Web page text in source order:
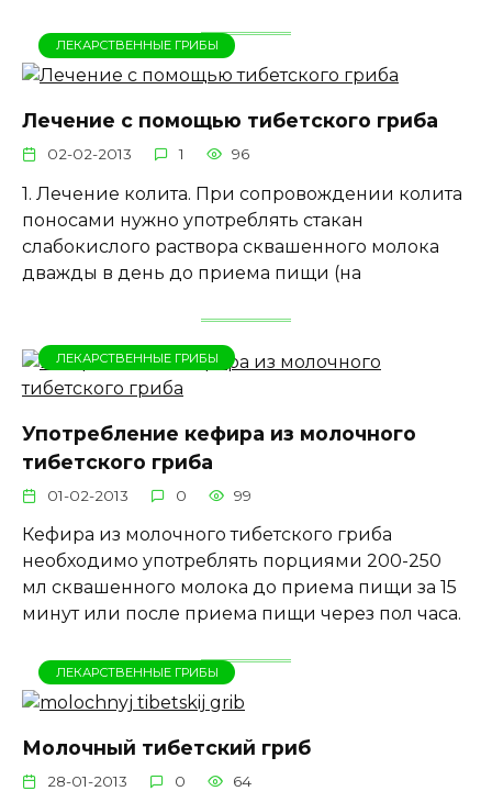
ЛЕКАРСТВЕННЫЕ ГРИБЫ
Лечение с помощью тибетского гриба
02-02-2013 1 96
1. Лечение колита. При сопровождении колита
поносами нужно употреблять стакан
слабокислого раствора сквашенного молока
дважды в день до приема пищи (на
ЛЕКАРСТВЕННЫЕ ГРИБЫ
Употребление кефира из молочного
тибетского гриба
01-02-2013 0 99
Кефира из молочного тибетского гриба
необходимо употреблять порциями 200-250
мл сквашенного молока до приема пищи за 15
минут или после приема пищи через пол часа.
ЛЕКАРСТВЕННЫЕ ГРИБЫ
Молочный тибетский гриб
28-01-2013 0 64